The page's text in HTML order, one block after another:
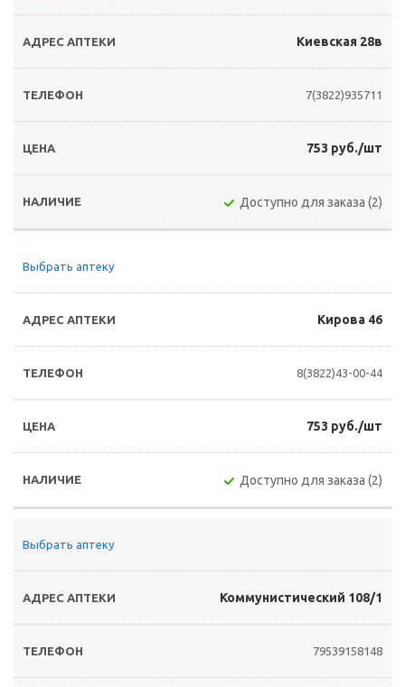
Киевская 28в
7(3822)935711
753 руб./шт
Доступно для заказа (2)
Выбрать аптеку
Кирова 46
8(3822)43-00-44
753 руб./шт
Доступно для заказа (2)
Выбрать аптеку
Коммунистический 108/1
79539158148